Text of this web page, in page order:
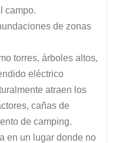
campo.
de zonas
torres, árboles altos,
eléctrico
atraen los
cañas de
de camping.
en un lugar donde no